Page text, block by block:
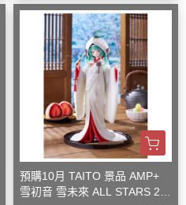
預購10月 TAITO 景品 AMP+
雪初音 雪未來 ALL STARS 20